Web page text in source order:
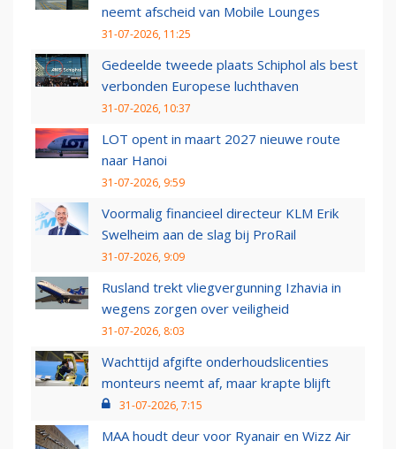
neemt afscheid van Mobile Lounges
31-07-2026, 11:25
Gedeelde tweede plaats Schiphol als best
verbonden Europese luchthaven
31-07-2026, 10:37
LOT opent in maart 2027 nieuwe route
naar Hanoi
31-07-2026, 9:59
Voormalig financieel directeur KLM Erik
Swelheim aan de slag bij ProRail
31-07-2026, 9:09
Rusland trekt vliegvergunning Izhavia in
wegens zorgen over veiligheid
31-07-2026, 8:03
Wachttijd afgifte onderhoudslicenties
monteurs neemt af, maar krapte blijft
31-07-2026, 7:15
MAA houdt deur voor Ryanair en Wizz Air